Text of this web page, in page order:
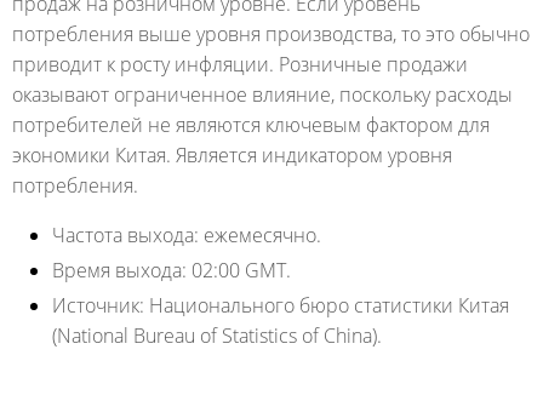
потребления выше уровня производства, то это обычно
приводит к росту инфляции. Розничные продажи
оказывают ограниченное влияние, поскольку расходы
потребителей не являются ключевым фактором для
экономики Китая. Является индикатором уровня
потребления.
Частота выхода: ежемесячно.
Время выхода: 02:00 GMT.
Источник: Национального бюро статистики Китая
(National Bureau of Statistics of China).